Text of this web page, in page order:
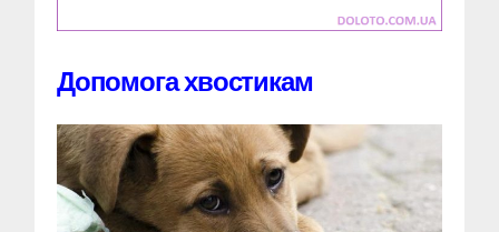
Допомога хвостикам